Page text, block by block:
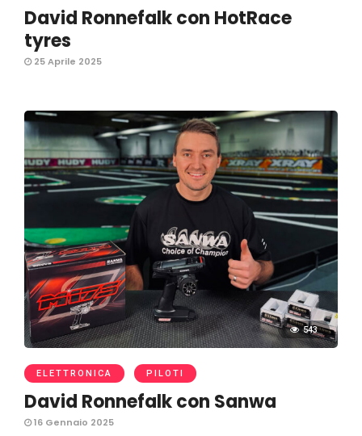
David Ronnefalk con HotRace
tyres
25 Aprile 2025
543
ELETTRONICA PILOTI
David Ronnefalk con Sanwa
16 Gennaio 2025